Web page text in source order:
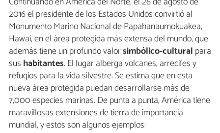
2016 el presidente de los Estados Unidos convirtió al
Monumento Marino Nacional de Papahanaumokuakea,
Hawai, en el área protegida más extensa del mundo, que
además tiene un profundo valorsimbólico-cultural para
sus habitantes. El lugar alberga volcanes, arrecifes y
refugios para la vida silvestre. Se estima que en esta
nueva área protegida puedan desarrollarse más de
7,000 especies marinas. De punta a punta, América tiene
maravillosas extensiones de tierra de importancia
mundial, y estos son algunos ejemplos: